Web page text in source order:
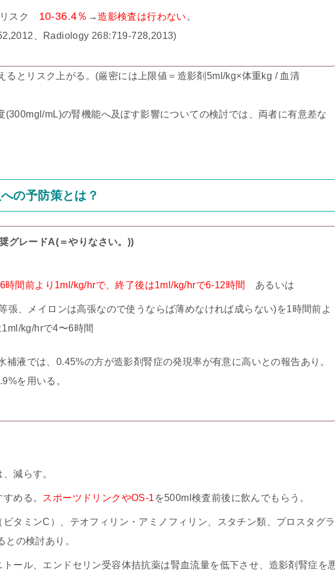
スク 10-36.4％ →造影検査は行わない 。
、Radiology 268:719-728,2013)
るとリスク上がる。(厳密には上限値＝造影剤5ml/kg×体重kg / 血清
(300mgl/mL)の腎機能へ及ぼす影響についての検討では、両者に有意差な
の予防策とは？
奨グレードA(＝やりなさい。))
時間前より1ml/kg/hrで、終了後は1ml/kg/hrで6-12時間 あるいは
張、メイロンは高張なので使うならば薄めなければ成らない)を1時間前よ
kg/hrで4〜6時間
液では、0.45%の方が造影剤腎症の発現率が有意に高いとの報告あり。
を用いる。
減らす。
すめる。 スポーツドリンクやOS-1 を500ml検査前後に飲んでもらう。
タミンC）、テオフィリン・アミノフィリン、スタチン類、プロスタグラ
との検討あり。
ール、エンドセリン受容体拮抗薬は腎血流量を低下させ、造影剤腎症を